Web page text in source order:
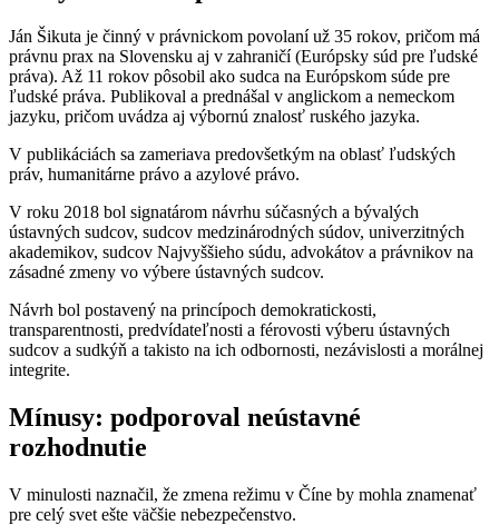
Ján Šikuta je činný v právnickom povolaní už 35 rokov, pričom má
právnu prax na Slovensku aj v zahraničí (Európsky súd pre ľudské
práva). Až 11 rokov pôsobil ako sudca na Európskom súde pre
ľudské práva. Publikoval a prednášal v anglickom a nemeckom
jazyku, pričom uvádza aj výbornú znalosť ruského jazyka.
V publikáciách sa zameriava predovšetkým na oblasť ľudských
práv, humanitárne právo a azylové právo.
V roku 2018 bol signatárom návrhu súčasných a bývalých
ústavných sudcov, sudcov medzinárodných súdov, univerzitných
akademikov, sudcov Najvyššieho súdu, advokátov a právnikov na
zásadné zmeny vo výbere ústavných sudcov.
Návrh bol postavený na princípoch demokratickosti,
transparentnosti, predvídateľnosti a férovosti výberu ústavných
sudcov a sudkýň a takisto na ich odbornosti, nezávislosti a morálnej
integrite.
Mínusy: podporoval neústavné
rozhodnutie
V minulosti naznačil, že zmena režimu v Číne by mohla znamenať
pre celý svet ešte väčšie nebezpečenstvo.